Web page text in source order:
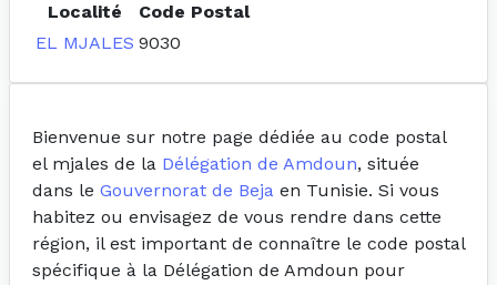
Localité
Code Postal
EL MJALES 9030
Bienvenue sur notre page dédiée au code postal
el mjales de la Délégation de Amdoun, située
dans le Gouvernorat de Beja en Tunisie. Si vous
habitez ou envisagez de vous rendre dans cette
région, il est important de connaître le code postal
spécifique à la Délégation de Amdoun pour